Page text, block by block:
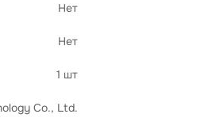
Нет
Нет
1 шт
Co., Ltd.